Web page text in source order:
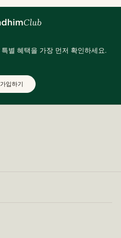
별 혜택을 가장 먼저 확인하세요.
가입하기